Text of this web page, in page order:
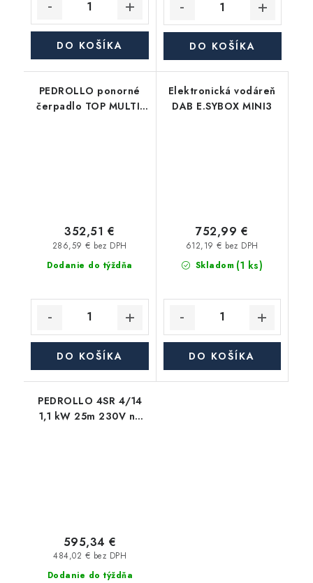
DO KOŠÍKA DO KOŠÍKA
PEDROLLO ponorné
čerpadlo TOP MULTI-
Dodanie do týždňa
286,59 € bez DPH
352,51 €
DO KOŠÍKA
Elektronická vodáreň
DAB E.SYBOX MINI3
Skladom (1 ks)
612,19 € bez DPH
752,99 €
DO KOŠÍKA
PEDROLLO 4SR 4/14
1,1 kW 25m 230V na
Dodanie do týždňa
484,02 € bez DPH
595,34 €